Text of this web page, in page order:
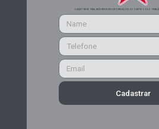
CADASTRE-SE PARA RECEBER MAIS INFORMAÇÕES DO PARTIDO DOS
Cadastrar